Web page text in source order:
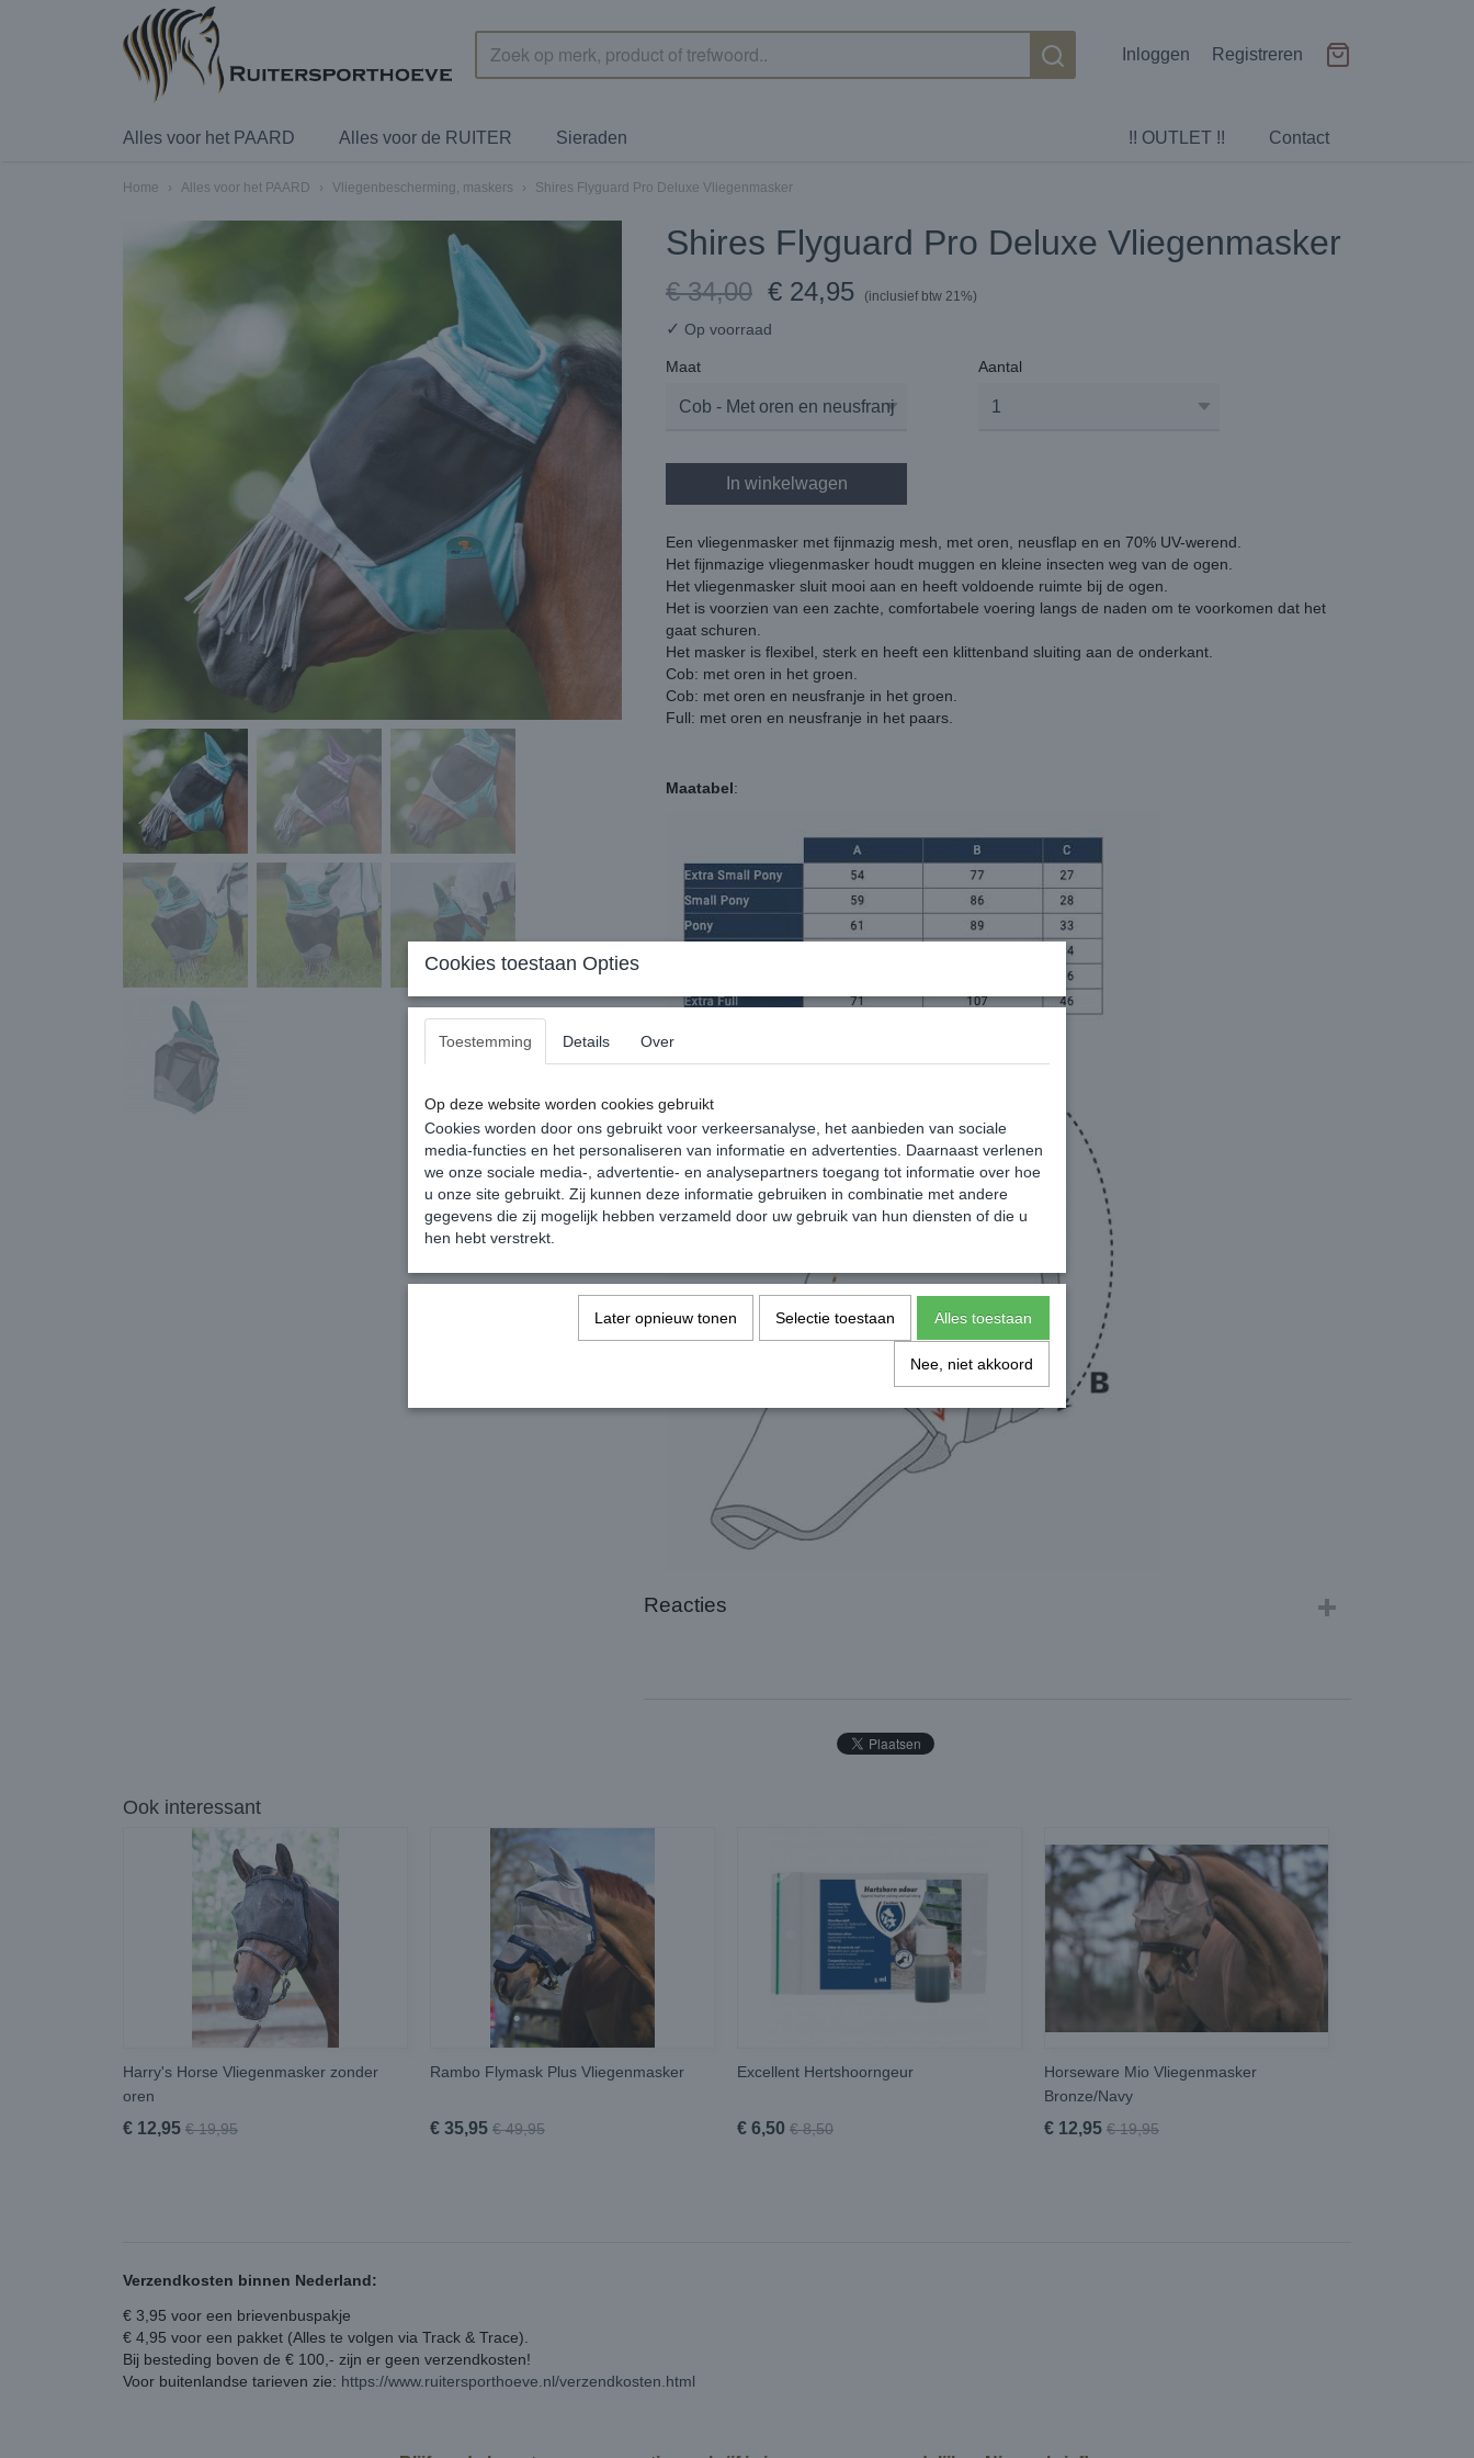
Inloggen Registreren
Contact
!! OUTLET !!
Alles voor het PAARD Alles voor de RUITER Sieraden
Home › Alles voor het PAARD › Vliegenbescherming, maskers › Shires Flyguard Pro Deluxe Vliegenmasker
Shires Flyguard Pro Deluxe Vliegenmasker
€ 34,00 € 24,95 (inclusief btw 21%)
✓ Op voorraad
Maat Aantal
In winkelwagen
Een vliegenmasker met fijnmazig mesh, met oren, neusflap en en 70% UV-werend.
Het fijnmazige vliegenmasker houdt muggen en kleine insecten weg van de ogen.
Het vliegenmasker sluit mooi aan en heeft voldoende ruimte bij de ogen.
Het is voorzien van een zachte, comfortabele voering langs de naden om te voorkomen dat het
gaat schuren.
Het masker is flexibel, sterk en heeft een klittenband sluiting aan de onderkant.
Cob: met oren in het groen.
Cob: met oren en neusfranje in het groen.
Full: met oren en neusfranje in het paars.
Maatabel:
Reacties
Ook interessant
Harry's Horse Vliegenmasker zonder
oren
€ 12,95 € 19,95
Rambo Flymask Plus Vliegenmasker
€ 35,95 € 49,95
Excellent Hertshoorngeur
€ 6,50 € 8,50
Horseware Mio Vliegenmasker
Bronze/Navy
€ 12,95 € 19,95
Verzendkosten binnen Nederland:
€ 3,95 voor een brievenbuspakje
€ 4,95 voor een pakket (Alles te volgen via Track & Trace).
Bij besteding boven de € 100,- zijn er geen verzendkosten!
Voor buitenlandse tarieven zie: https://www.ruitersporthoeve.nl/verzendkosten.html
Cookies toestaan Opties
Toestemming Details Over
Op deze website worden cookies gebruikt
Cookies worden door ons gebruikt voor verkeersanalyse, het aanbieden van sociale
media-functies en het personaliseren van informatie en advertenties. Daarnaast verlenen
we onze sociale media-, advertentie- en analysepartners toegang tot informatie over hoe
u onze site gebruikt. Zij kunnen deze informatie gebruiken in combinatie met andere
gegevens die zij mogelijk hebben verzameld door uw gebruik van hun diensten of die u
hen hebt verstrekt.
Later opnieuw tonen Selectie toestaan Alles toestaan
Nee, niet akkoord